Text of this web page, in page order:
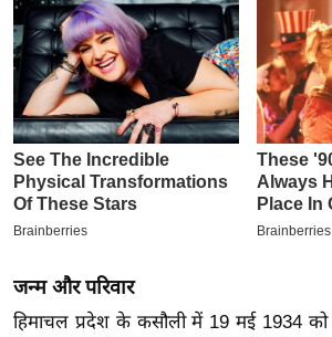
इ
म
ई
-
पे
प
र
मि
ल
जन्म और परिवार
हिमाचल प्रदेश के कसौली में 19 मई 1934 को